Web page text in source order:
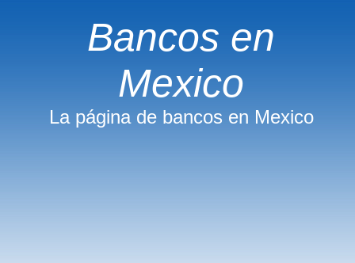
Bancos en
Mexico
La página de bancos en Mexico